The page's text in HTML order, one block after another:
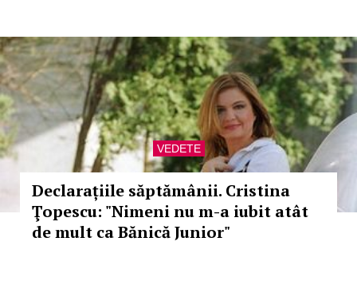
VEDETE
Declarațiile săptămânii. Cristina
Ţopescu: "Nimeni nu m-a iubit atât
de mult ca Bănică Junior"